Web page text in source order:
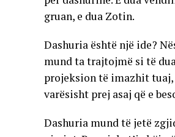
gruan, e dua Zotin.
Dashuria është një ide?
mund ta trajtojmë si të
projeksion të imazhit tuaj,
varësisht prej asaj që e
Dashuria mund të jetë